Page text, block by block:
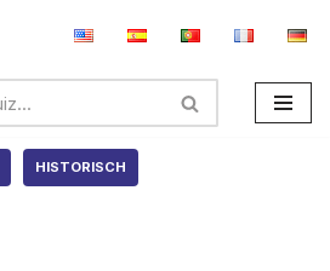
HISTORISCH